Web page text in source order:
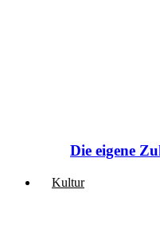
Die eigene
Kultur